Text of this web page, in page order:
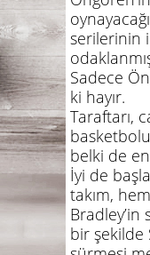
serilerinin
Sadece
ki hayır.
Taraftarı,
belki de
İyi de
takım,
Bradley’in
bir şekilde